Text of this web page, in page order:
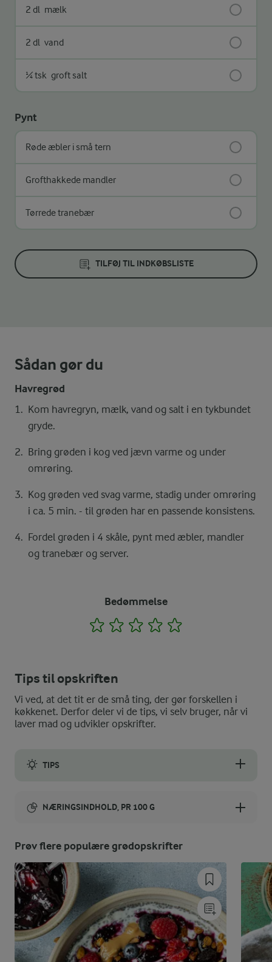
2 dl mælk
2 dl vand
¼ tsk groft salt
Pynt
Røde æbler i små tern
Grofthakkede mandler
Tørrede tranebær
TILFØJ TIL INDKØBSLISTE
Sådan gør du
Havregrød
Kom havregryn, mælk, vand og salt i en tykbundet
gryde.
Bring grøden i kog ved jævn varme og under
omrøring.
Kog grøden ved svag varme, stadig under omrøring
i ca. 5 min. - til grøden har en passende konsistens.
Fordel grøden i 4 skåle, pynt med æbler, mandler
og tranebær og server.
Bedømmelse
1 2 3 4
Tips til opskriften
Vi ved, at det tit er de små ting, der gør forskellen i
køkkenet. Derfor deler vi de tips, vi selv bruger, når vi
laver mad og udvikler opskrifter.
TIPS
NÆRINGSINDHOLD, PR 100 G
277 kJ / 66 kcal
Energifordeling
ENERGI PR 100 G
Fiber:
1,7 g
Prøv flere populære grødopskrifter